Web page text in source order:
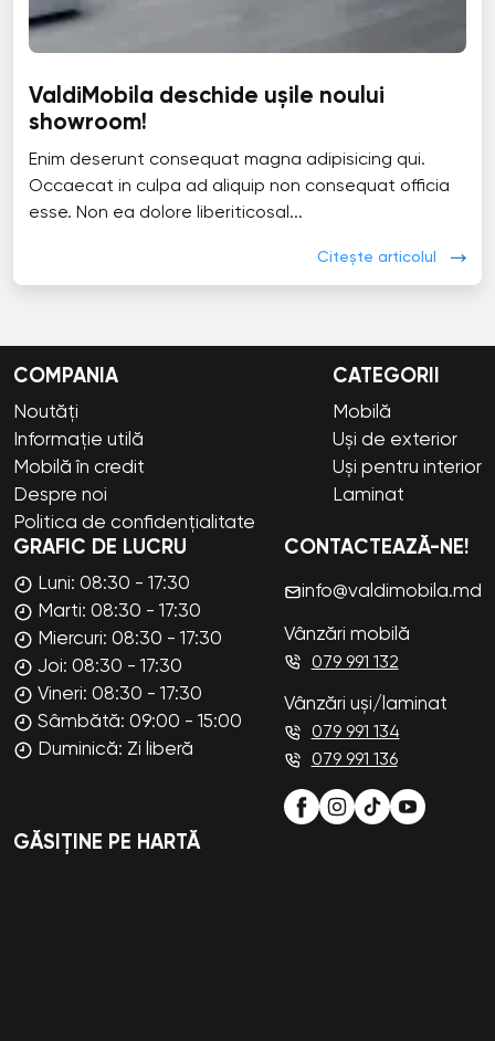
ValdiMobila deschide ușile noului
showroom!
Enim deserunt consequat magna adipisicing qui.
Occaecat in culpa ad aliquip non consequat officia
esse. Non ea dolore liberiticosal...
Citește articolul
COMPANIA
Noutăți
Informație utilă
Mobilă în credit
Despre noi
Politica de confidențialitate
CATEGORII
Mobilă
Uși de exterior
Uși pentru interior
Laminat
GRAFIC DE LUCRU
Luni: 08:30 - 17:30
Marti: 08:30 - 17:30
Miercuri: 08:30 - 17:30
Joi: 08:30 - 17:30
Vineri: 08:30 - 17:30
Sâmbătă: 09:00 - 15:00
Duminică: Zi liberă
CONTACTEAZĂ-NE!
info@valdimobila.md
Vânzări mobilă
079 991 132
Vânzări uși/laminat
079 991 134
079 991 136
GĂSIȚINE PE HARTĂ